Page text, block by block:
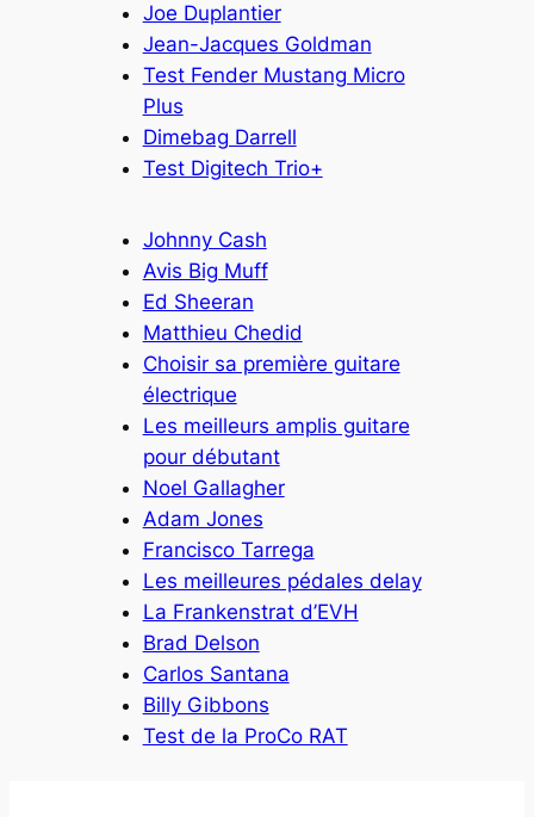
Joe Duplantier
Jean-Jacques Goldman
Test Fender Mustang Micro
Plus
Dimebag Darrell
Test Digitech Trio+
Johnny Cash
Avis Big Muff
Ed Sheeran
Matthieu Chedid
Choisir sa première guitare
électrique
Les meilleurs amplis guitare
pour débutant
Noel Gallagher
Adam Jones
Francisco Tarrega
Les meilleures pédales delay
La Frankenstrat d’EVH
Brad Delson
Carlos Santana
Billy Gibbons
Test de la ProCo RAT